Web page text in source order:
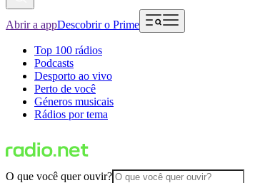
Abrir a appDescobrir o Prime
Top 100 rádios
Podcasts
Desporto ao vivo
Perto de você
Géneros musicais
Rádios por tema
O que você quer ouvir?